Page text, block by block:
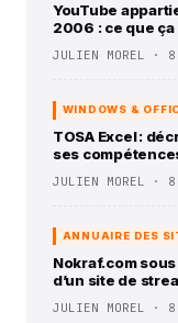
YouTube
2006 : ce que
JULIEN MOREL ·
WINDOWS &
TOSA Excel :
ses
JULIEN MOREL ·
ANNUAIRE DES
Nokraf.com
d’un site de
JULIEN MOREL ·